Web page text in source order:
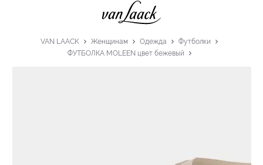
VAN LAACK Женщинам Одежда
Футболки
ФУТБОЛКА MOLEEN цвет бежевый